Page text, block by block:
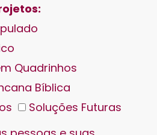
Quadrinhos
Bíblica
Soluções Futuras